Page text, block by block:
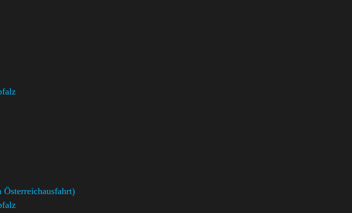
Österreichausfahrt)